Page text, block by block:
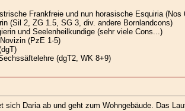
Frankfreie und nun horasische Esquiria (Nos
(Sil 2, ZG 1.5, SG 3, div. andere Bornlandcons)
und Seelenheilkundige (sehr viele Cons...)
(PzE 1-5)
(dgT2, WK 8+9)
Daria ab und geht zum Wohngebäude. Das